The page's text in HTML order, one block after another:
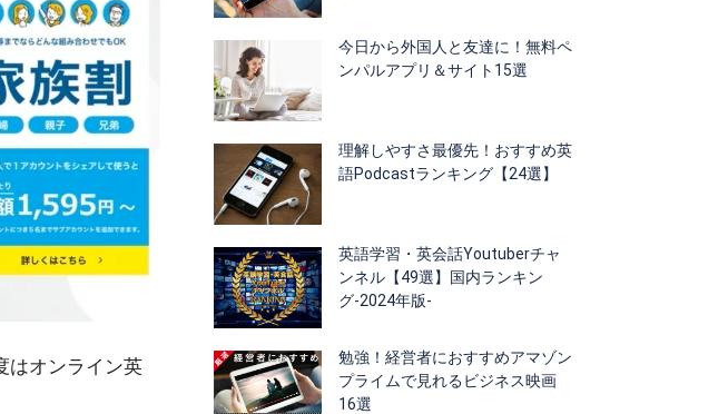
はオンライン英
今日から外国人と友達に！無料ペ
ンパルアプリ＆サイト15選
理解しやすさ最優先！おすすめ英
語Podcastランキング【24選】
英語学習・英会話Youtuberチャ
ンネル【49選】国内ランキン
グ-2024年版-
勉強！経営者におすすめアマゾン
プライムで見れるビジネス映画
16選